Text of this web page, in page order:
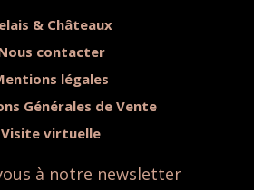
& Châteaux
contacter
légales
Générales de Vente
Visite virtuelle
à notre newsletter